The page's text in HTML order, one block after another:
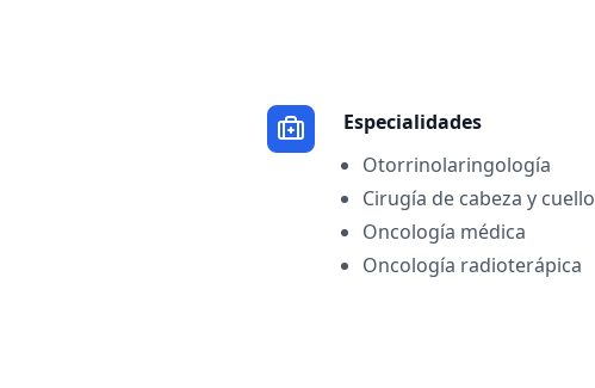
Especialidades
Otorrinolaringología
Cirugía de cabeza y cuello
Oncología médica
Oncología radioterápica